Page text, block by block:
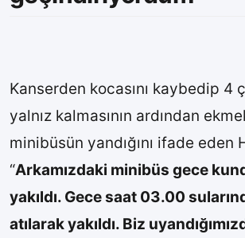
Kanserden kocasını kaybedip 4
yalnız kalmasının ardından
minibüsün yandığını ifade eden
“Arkamızdaki minibüs gece
yakıldı. Gece saat 03.00
atılarak yakıldı. Biz